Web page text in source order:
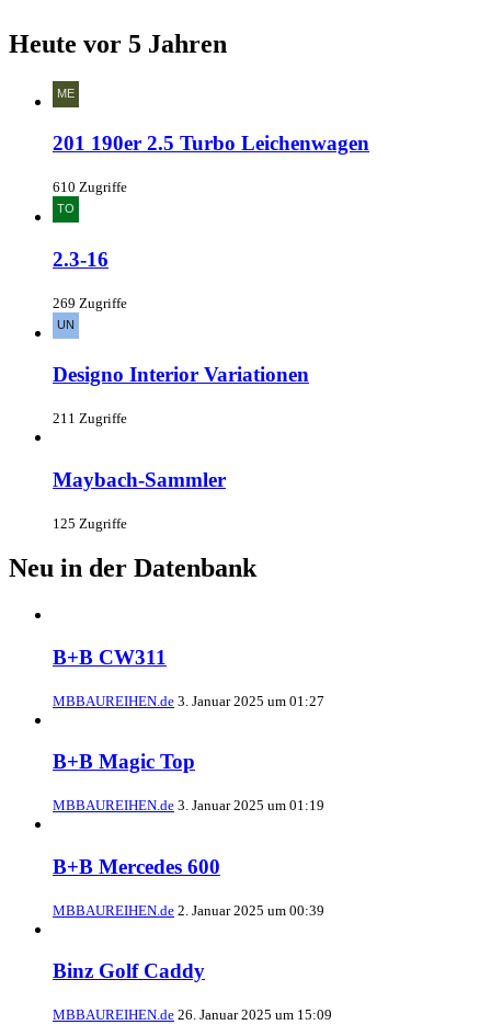
Heute vor 5 Jahren
201 190er 2.5 Turbo Leichenwagen
610 Zugriffe
2.3-16
269 Zugriffe
Designo Interior Variationen
211 Zugriffe
Maybach-Sammler
125 Zugriffe
Neu in der Datenbank
B+B CW311
MBBAUREIHEN.de 3. Januar 2025 um 01:27
B+B Magic Top
MBBAUREIHEN.de 3. Januar 2025 um 01:19
B+B Mercedes 600
MBBAUREIHEN.de 2. Januar 2025 um 00:39
Binz Golf Caddy
MBBAUREIHEN.de 26. Januar 2025 um 15:09